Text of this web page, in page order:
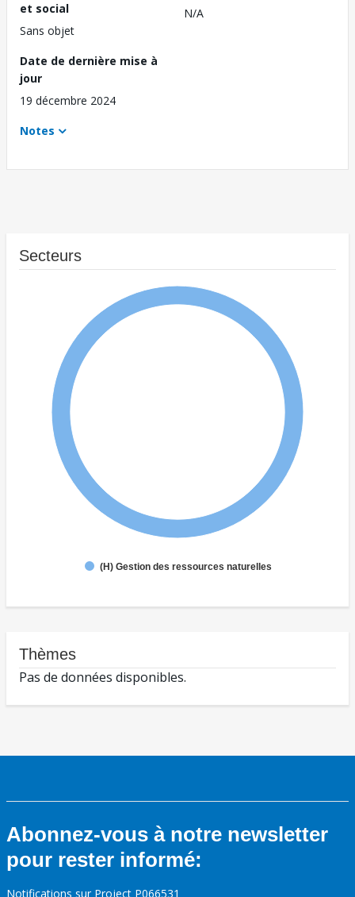
et social
Sans objet
N/A
Date de dernière mise à
jour
19 décembre 2024
Notes
Secteurs
(H) Gestion des ressources naturelles
Thèmes
Pas de données disponibles.
Abonnez-vous à notre newsletter
pour rester informé:
Notifications sur Project P066531